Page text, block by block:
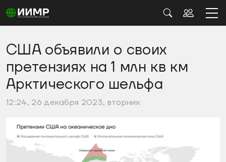
США объявили о своих
претензиях на 1 млн кв км
Арктического шельфа
12:24, 26 декабря 2023, вторник